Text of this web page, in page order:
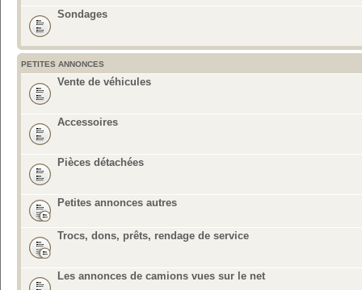
Sondages
PETITES ANNONCES
Vente de véhicules
Accessoires
Pièces détachées
Petites annonces autres
Trocs, dons, prêts, rendage de service
Les annonces de camions vues sur le net